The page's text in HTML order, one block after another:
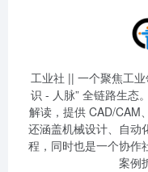
工业社 || 一个聚焦工
识 - 人脉” 全链路生态
解读，提供 CAD/CAM
还涵盖机械设计、自动
程，同时也是一个协作
案例